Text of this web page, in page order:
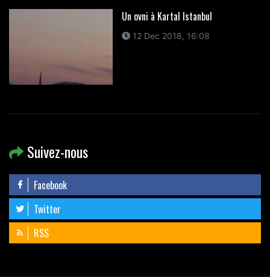
Un ovni à Kartal Istanbul
12 Dec 2018, 16:08
Suivez-nous
Facebook
Twitter
RSS